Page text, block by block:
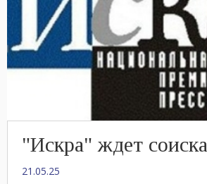
"Искра" ждет
21.05.25